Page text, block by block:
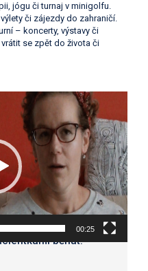
jógu či turnaj v minigolfu.
či zájezdy do zahraničí.
– koncerty, výstavy či
se zpět do života či
00:25
běhat.